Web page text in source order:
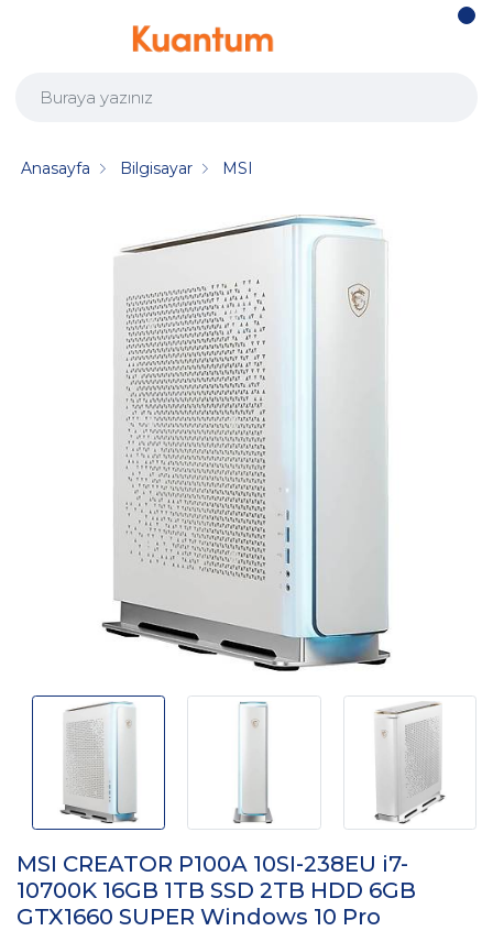
Anasayfa Bilgisayar MSI
MSI CREATOR P100A 10SI-238EU i7-
10700K 16GB 1TB SSD 2TB HDD 6GB
GTX1660 SUPER Windows 10 Pro